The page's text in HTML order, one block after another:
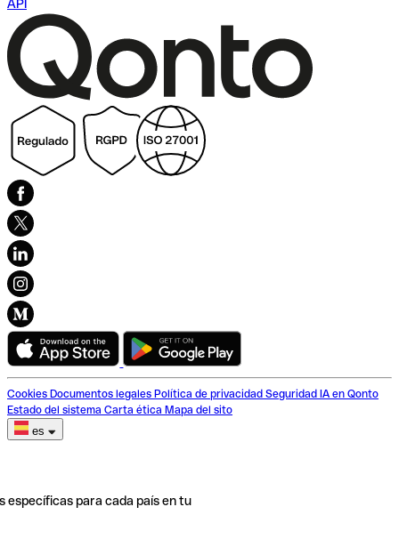
API
Cookies Documentos legales Política de privacidad Seguridad IA en Qonto
Estado del sistema Carta ética Mapa del sito
es
específicas para cada país en tu